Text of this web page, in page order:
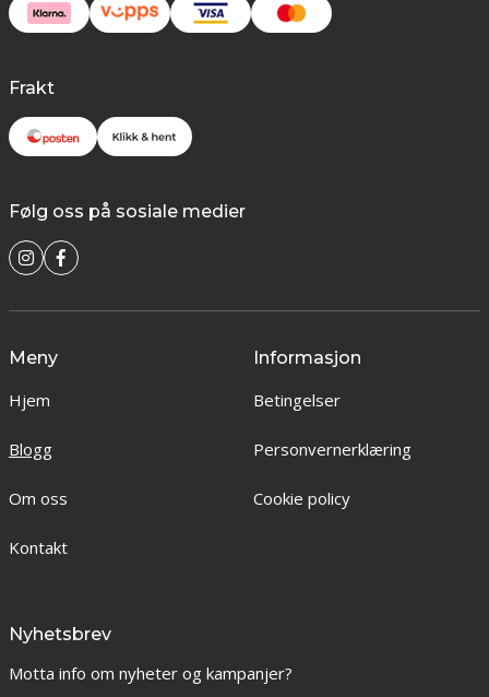
Frakt
Følg oss på sosiale medier
Meny
Hjem
Blogg
Om oss
Kontakt
Informasjon
Betingelser
Personvernerklæring
Cookie policy
Nyhetsbrev
Motta info om nyheter og kampanjer?